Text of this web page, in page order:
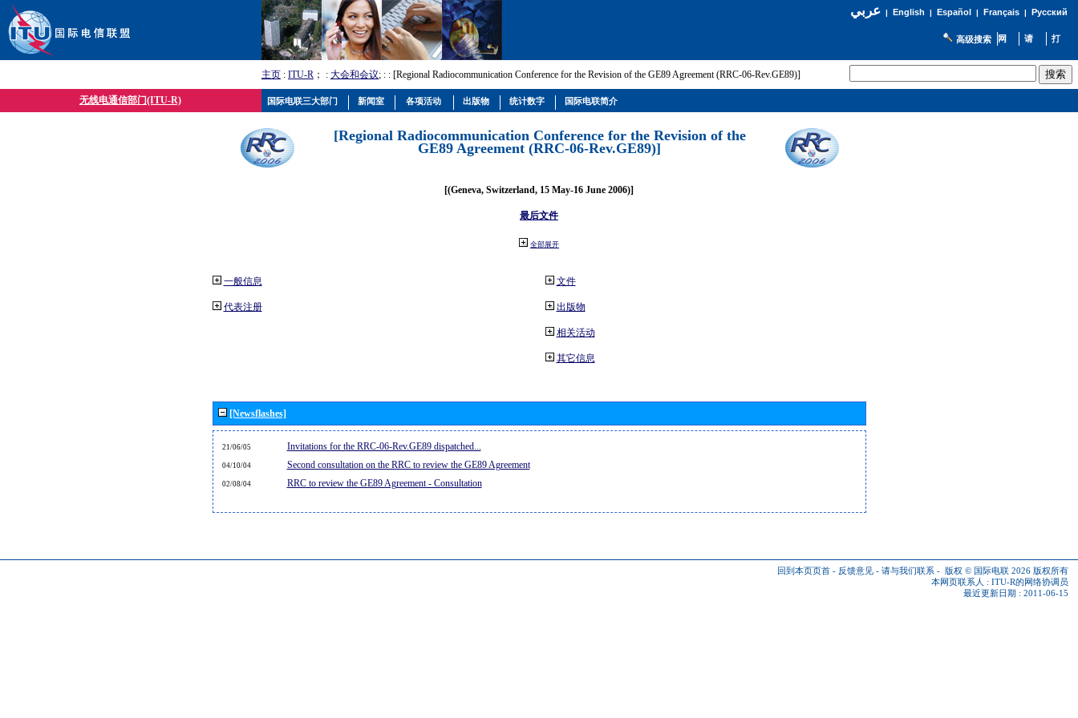
عربي| English | Español | Français| Русский
高级搜索
主页 : ITU-R ； : 大会和会议; : : [Regional Radiocommunication Conference for the Revision of the GE89 Agreement (RRC-06-Rev.GE89)]
无线电通信部门(ITU-R)
[Regional Radiocommunication Conference for the Revision of the
GE89 Agreement (RRC-06-Rev.GE89)]
[(Geneva, Switzerland, 15 May-16 June 2006)]
最后文件
全部展开
一般信息
代表注册
文件
出版物
相关活动
其它信息
[Newsflashes]
21/06/05 Invitations for the RRC-06-Rev.GE89 dispatched...
04/10/04 Second consultation on the RRC to review the GE89 Agreement
02/08/04 RRC to review the GE89 Agreement - Consultation
回到本页页首 - 反馈意见 - 请与我们联系 - 版权 © 国际电联 2026 版权所有
本网页联系人 : ITU-R的网络协调员
最近更新日期 : 2011-06-15
国际电联三大部门 新闻室 各项活动 出版物 统计数字 国际电联简介